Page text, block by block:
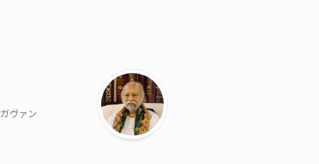
ヴァン